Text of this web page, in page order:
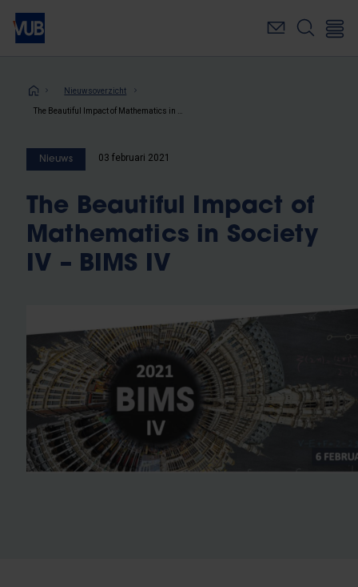
Overslaan
naar
inhoudKruimelpad
Nieuwsoverzicht
Nieuws 03 februari 2021
The Beautiful Impact of
Mathematics in Society
IV – BIMS IV